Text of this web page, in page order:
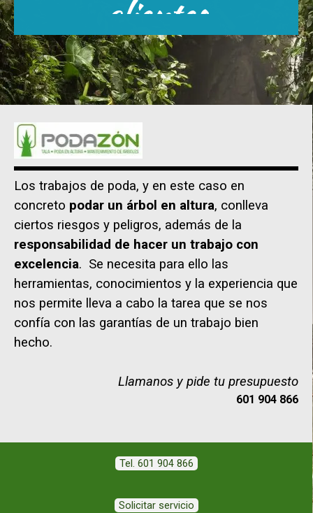
clientes
Los trabajos de poda, y en este caso en
concreto podar un árbol en altura, conlleva
ciertos riesgos y peligros, además de la
responsabilidad de hacer un trabajo con
excelencia. Se necesita para ello las
herramientas, conocimientos y la experiencia que
nos permite lleva a cabo la tarea que se nos
confía con las garantías de un trabajo bien
hecho.
Llamanos y pide tu presupuesto
601 904 866
Tel. 601 904 866
Solicitar servicio